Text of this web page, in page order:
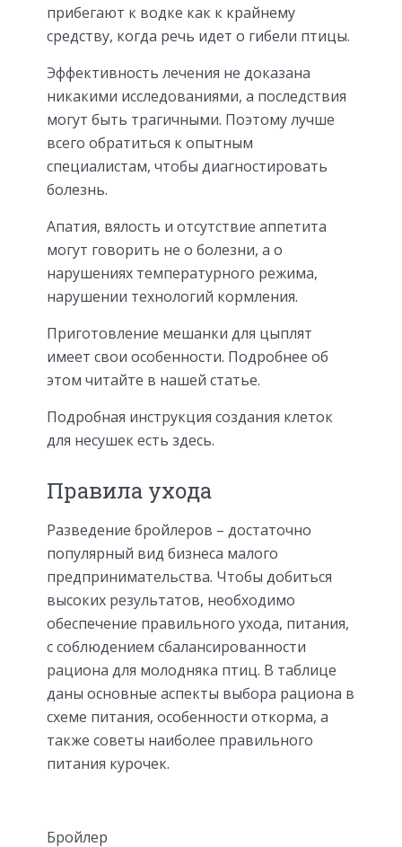
прибегают к водке как к крайнему
средству, когда речь идет о гибели птицы.
Эффективность лечения не доказана
никакими исследованиями, а последствия
могут быть трагичными. Поэтому лучше
всего обратиться к опытным
специалистам, чтобы диагностировать
болезнь.
Апатия, вялость и отсутствие аппетита
могут говорить не о болезни, а о
нарушениях температурного режима,
нарушении технологий кормления.
Приготовление мешанки для цыплят
имеет свои особенности. Подробнее об
этом читайте в нашей статье.
Подробная инструкция создания клеток
для несушек есть здесь.
Правила ухода
Разведение бройлеров – достаточно
популярный вид бизнеса малого
предпринимательства. Чтобы добиться
высоких результатов, необходимо
обеспечение правильного ухода, питания,
с соблюдением сбалансированности
рациона для молодняка птиц. В таблице
даны основные аспекты выбора рациона в
схеме питания, особенности откорма, а
также советы наиболее правильного
питания курочек.
Бройлер